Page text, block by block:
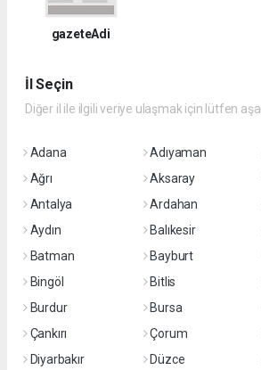
gazeteAdi
İl Seçin
Diğer il ile ilgili veriye ulaşmak için lütfen
Adana Adıyaman
Ağrı
Aksaray
Antalya
Ardahan
Aydın
Balıkesir
Batman
Bayburt
Bingöl
Bitlis
Burdur
Bursa
Çankırı
Çorum
Diyarbakır
Düzce